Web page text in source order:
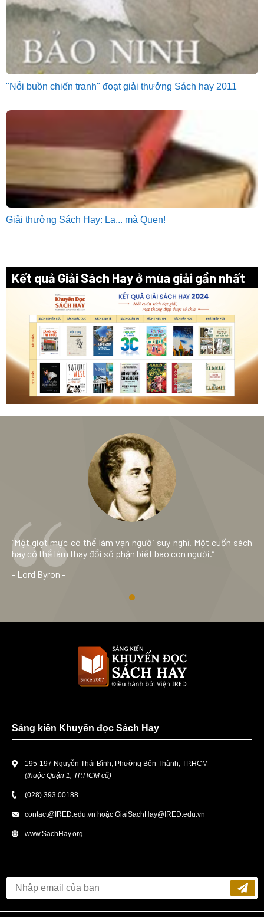
"Nỗi buồn chiến tranh" đoạt giải thưởng Sách hay 2011
Giải thưởng Sách Hay: Lạ... mà Quen!
Kết quả Giải Sách Hay ở mùa giải gần nhất
“Một giọt mực có thể làm vạn người suy nghĩ. Một cuốn sách
hay có thể làm thay đổi số phận biết bao con người.”
- Lord Byron -
Sáng kiến Khuyến đọc Sách Hay
195-197 Nguyễn Thái Bình, Phường Bến Thành, TP.HCM
(thuộc Quận 1, TP.HCM cũ)
(028) 393.00188
contact@IRED.edu.vn hoặc GiaiSachHay@IRED.edu.vn
www.SachHay.org